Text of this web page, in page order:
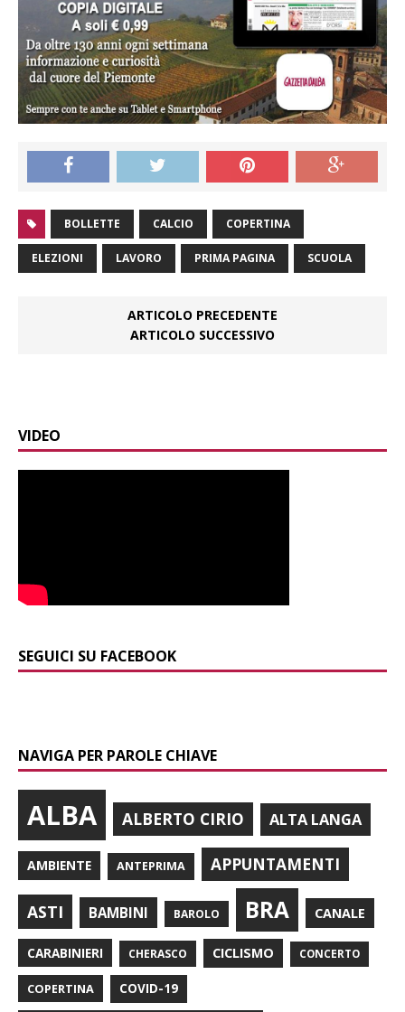
BOLLETTE CALCIO COPERTINA
ELEZIONI LAVORO PRIMA PAGINA SCUOLA
ARTICOLO PRECEDENTE
ARTICOLO SUCCESSIVO
VIDEO
SEGUICI SU FACEBOOK
NAVIGA PER PAROLE CHIAVE
ALBA ALBERTO CIRIO ALTA LANGA
AMBIENTE ANTEPRIMA APPUNTAMENTI
ASTI BAMBINI BAROLO BRA CANALE
CARABINIERI CHERASCO CICLISMO CONCERTO
COPERTINA COVID-19